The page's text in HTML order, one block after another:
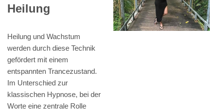
Heilung
Heilung und Wachstum
werden durch diese Technik
gefördert mit einem
entspannten Trancezustand.
Im Unterschied zur
klassischen Hypnose, bei der
Worte eine zentrale Rolle